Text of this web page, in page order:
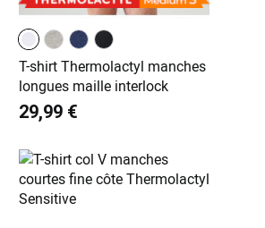
T-shirt Thermolactyl manches
longues maille interlock
29,99 €